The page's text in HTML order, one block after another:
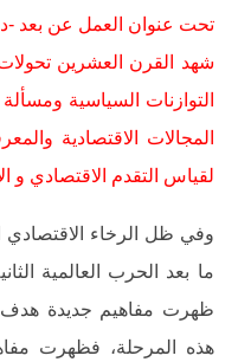
تحت عنوان العمل عن بعد -
شهد القرن العشرين
التوازنات السياسية
المجالات الاقتصادية
لقياس التقدم الاقتصادي و
وفي ظل الرخاء الاقتصادي
ما بعد الحرب العالمية
ظهرت مفاهيم جديدة هدف
هذه المرحلة، فظهرت